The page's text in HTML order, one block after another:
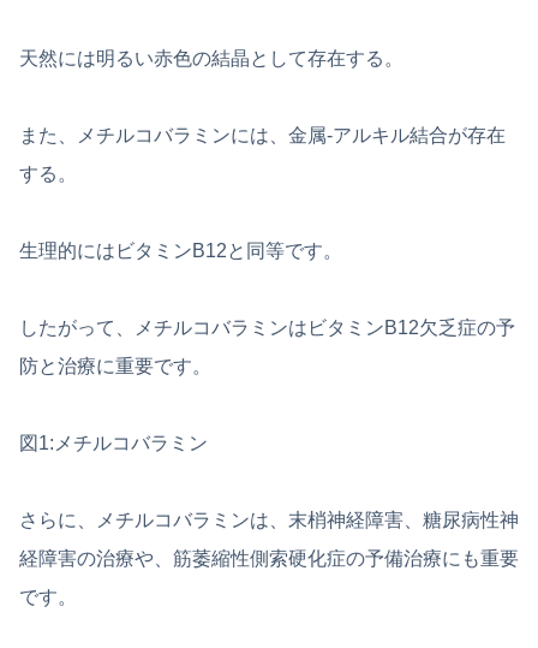
天然には明るい赤色の結晶として存在する。
また、メチルコバラミンには、金属-アルキル結合が存在
する。
生理的にはビタミンB12と同等です。
したがって、メチルコバラミンはビタミンB12欠乏症の予
防と治療に重要です。
図1:メチルコバラミン
さらに、メチルコバラミンは、末梢神経障害、糖尿病性神
経障害の治療や、筋萎縮性側索硬化症の予備治療にも重要
です。